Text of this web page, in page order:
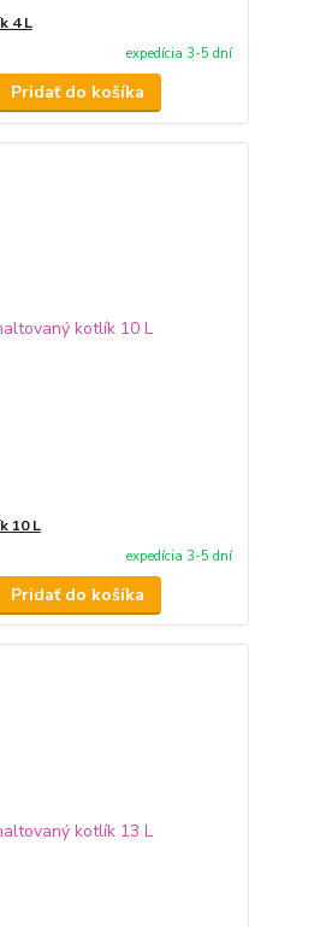
4 L
expedícia 3-5 dní
Pridať do košíka
10 L
expedícia 3-5 dní
Pridať do košíka